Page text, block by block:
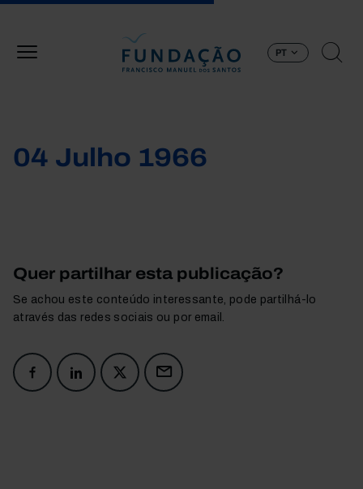
PT
04 Julho 1966
Quer partilhar esta publicação?
Se achou este conteúdo interessante, pode partilhá-lo
através das redes sociais ou por email.